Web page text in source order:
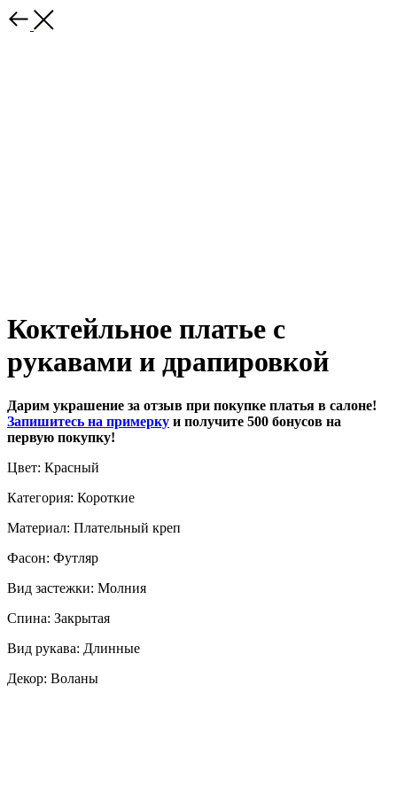
Коктейльное платье с
рукавами и драпировкой
Дарим украшение за отзыв при покупке платья в салоне!
Запишитесь на примерку и получите 500 бонусов на
первую покупку!
Цвет: Красный
Категория: Короткие
Материал: Плательный креп
Фасон: Футляр
Вид застежки: Молния
Спина: Закрытая
Вид рукава: Длинные
Декор: Воланы